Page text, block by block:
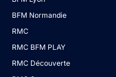
BFM Normandie
RMC
RMC BFM PLAY
RMC Découverte